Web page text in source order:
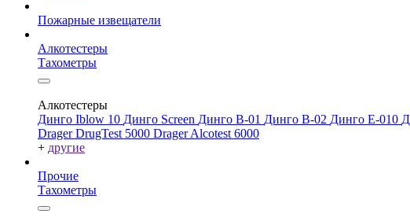
Пожарные извещатели
Алкотестеры
Тахометры
Алкотестеры
Динго Iblow 10 Динго Screen Динго В-01 Динго В-02 Динго Е-010
Drager DrugTest 5000 Drager Alcotest 6000
+ другие
Прочие
Тахометры